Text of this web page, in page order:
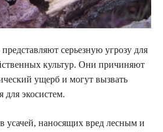
серьезную угрозу для
культур. Они причиняют
ущерб и могут вызвать
для экосистем.
усачей, наносящих вред лесным и